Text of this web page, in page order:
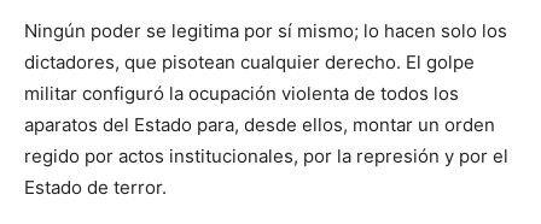
Ningún poder se legitima por sí mismo; lo hacen solo los
dictadores, que pisotean cualquier derecho. El golpe
militar configuró la ocupación violenta de todos los
aparatos del Estado para, desde ellos, montar un orden
regido por actos institucionales, por la represión y por el
Estado de terror.